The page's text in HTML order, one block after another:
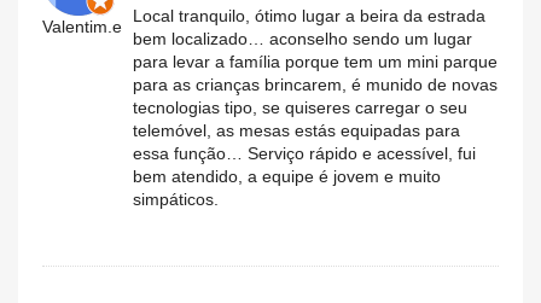
Valentim.e
Local tranquilo, ótimo lugar a beira da estrada
bem localizado… aconselho sendo um lugar
para levar a família porque tem um mini parque
para as crianças brincarem, é munido de novas
tecnologias tipo, se quiseres carregar o seu
telemóvel, as mesas estás equipadas para
essa função… Serviço rápido e acessível, fui
bem atendido, a equipe é jovem e muito
simpáticos.